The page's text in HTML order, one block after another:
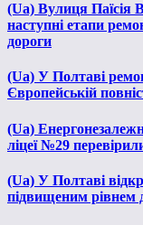
(Ua) Вулиця Паїсія
наступні етапи
дороги
(Ua) У Полтаві
Європейській
(Ua)
ліцеї №29
(Ua) У Полтаві
підвищеним рівнем